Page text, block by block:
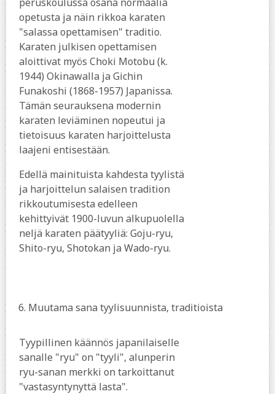
opetusta ja näin rikkoa karaten
"salassa opettamisen" traditio.
Karaten julkisen opettamisen
aloittivat myös Choki Motobu (k.
1944) Okinawalla ja Gichin
Funakoshi (1868-1957) Japanissa.
Tämän seurauksena modernin
karaten leviäminen nopeutui ja
tietoisuus karaten harjoittelusta
laajeni entisestään.
Edellä mainituista kahdesta tyylistä
ja harjoittelun salaisen tradition
rikkoutumisesta edelleen
kehittyivät 1900-luvun alkupuolella
neljä karaten päätyyliä: Goju-ryu,
Shito-ryu, Shotokan ja Wado-ryu.
6. Muutama sana tyylisuunnista, traditioista
Tyypillinen käännös japanilaiselle
sanalle "ryu" on "tyyli", alunperin
ryu-sanan merkki on tarkoittanut
"vastasyntynyttä lasta".